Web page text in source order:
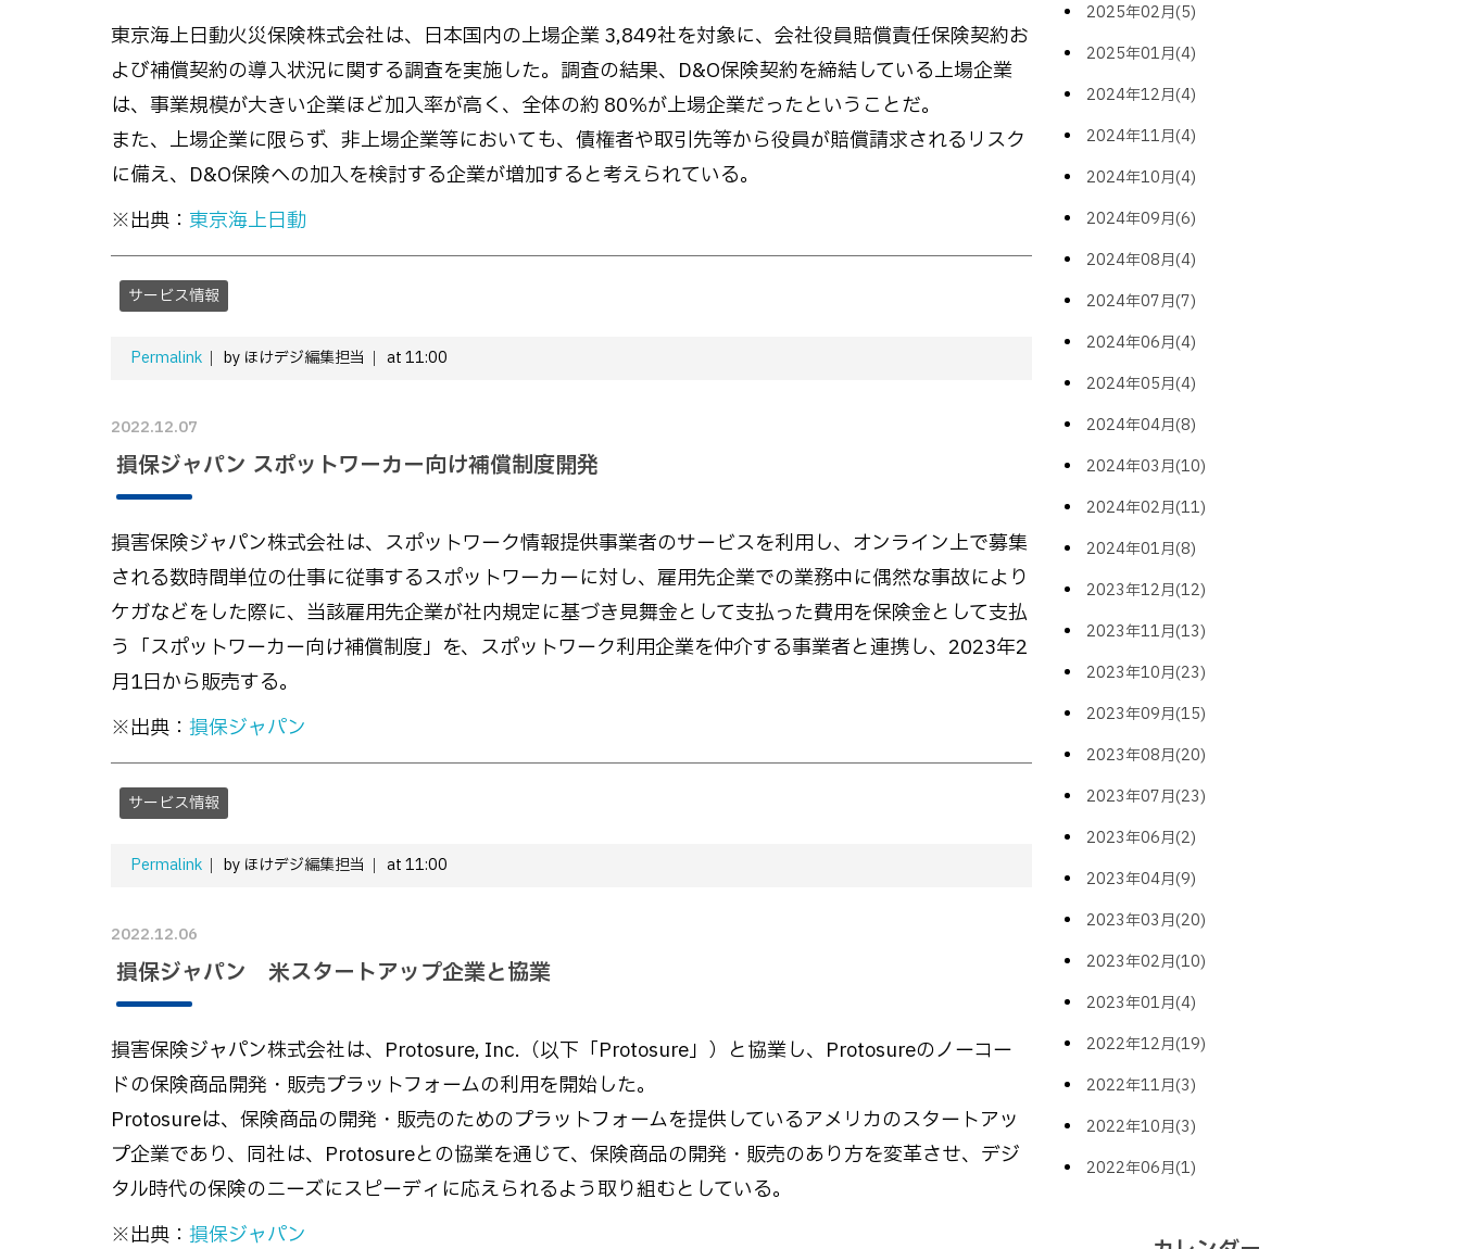
東京海上日動火災保険株式会社は、日本国内の上場企業 3,849社を対象に、会社役員賠償責任保険契約お
よび補償契約の導入状況に関する調査を実施した。調査の結果、D&O保険契約を締結している上場企業
は、事業規模が大きい企業ほど加入率が高く、全体の約 80％が上場企業だったということだ。
また、上場企業に限らず、非上場企業等においても、債権者や取引先等から役員が賠償請求されるリスク
に備え、D&O保険への加入を検討する企業が増加すると考えられている。
※出典： 東京海上日動
サービス情報
Permalink by ほけデジ編集担当 at 11:00
2022.12.07
損保ジャパン スポットワーカー向け補償制度開発
損害保険ジャパン株式会社は、スポットワーク情報提供事業者のサービスを利用し、オンライン上で募集
される数時間単位の仕事に従事するスポットワーカーに対し、雇用先企業での業務中に偶然な事故により
ケガなどをした際に、当該雇用先企業が社内規定に基づき見舞金として支払った費用を保険金として支払
う「スポットワーカー向け補償制度」を、スポットワーク利用企業を仲介する事業者と連携し、2023年2
月1日から販売する。
※出典： 損保ジャパン
サービス情報
Permalink by ほけデジ編集担当 at 11:00
2022.12.06
損保ジャパン 米スタートアップ企業と協業
損害保険ジャパン株式会社は、Protosure, Inc.（以下「Protosure」）と協業し、Protosureのノーコー
ドの保険商品開発・販売プラットフォームの利用を開始した。
Protosureは、保険商品の開発・販売のためのプラットフォームを提供しているアメリカのスタートアッ
プ企業であり、同社は、Protosureとの協業を通じて、保険商品の開発・販売のあり方を変革させ、デジ
タル時代の保険のニーズにスピーディに応えられるよう取り組むとしている。
※出典： 損保ジャパン
2025年02月(5)
2025年01月(4)
2024年12月(4)
2024年11月(4)
2024年10月(4)
2024年09月(6)
2024年08月(4)
2024年07月(7)
2024年06月(4)
2024年05月(4)
2024年04月(8)
2024年03月(10)
2024年02月(11)
2024年01月(8)
2023年12月(12)
2023年11月(13)
2023年10月(23)
2023年09月(15)
2023年08月(20)
2023年07月(23)
2023年06月(2)
2023年04月(9)
2023年03月(20)
2023年02月(10)
2023年01月(4)
2022年12月(19)
2022年11月(3)
2022年10月(3)
2022年06月(1)